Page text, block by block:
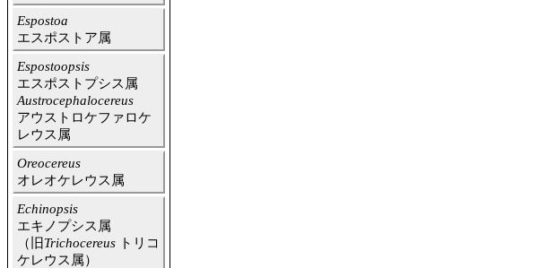
Espostoa
エスポストア属
Espostoopsis
エスポストプシス属
Austrocephalocereus
アウストロケファロケ
レウス属
Oreocereus
オレオケレウス属
Echinopsis
エキノプシス属
（旧Trichocereus トリコ
ケレウス属）